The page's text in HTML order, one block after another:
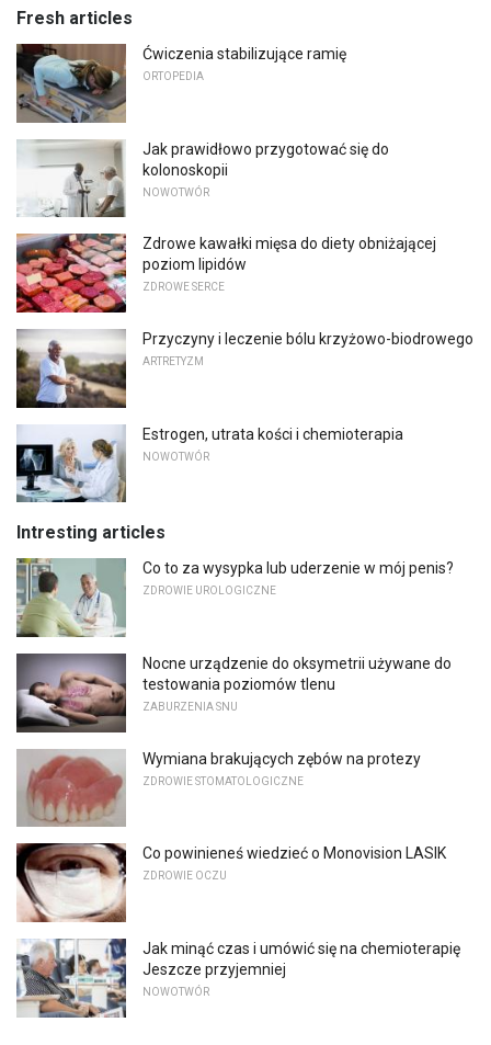
Fresh articles
Ćwiczenia stabilizujące ramię
ORTOPEDIA
Jak prawidłowo przygotować się do
kolonoskopii
NOWOTWÓR
Zdrowe kawałki mięsa do diety obniżającej
poziom lipidów
ZDROWE SERCE
Przyczyny i leczenie bólu krzyżowo-biodrowego
ARTRETYZM
Estrogen, utrata kości i chemioterapia
NOWOTWÓR
Intresting articles
Co to za wysypka lub uderzenie w mój penis?
ZDROWIE UROLOGICZNE
Nocne urządzenie do oksymetrii używane do
testowania poziomów tlenu
ZABURZENIA SNU
Wymiana brakujących zębów na protezy
ZDROWIE STOMATOLOGICZNE
Co powinieneś wiedzieć o Monovision LASIK
ZDROWIE OCZU
Jak minąć czas i umówić się na chemioterapię
Jeszcze przyjemniej
NOWOTWÓR